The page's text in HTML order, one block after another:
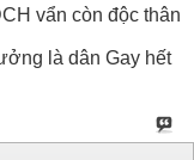
vẩn còn độc thân
là dân Gay hết